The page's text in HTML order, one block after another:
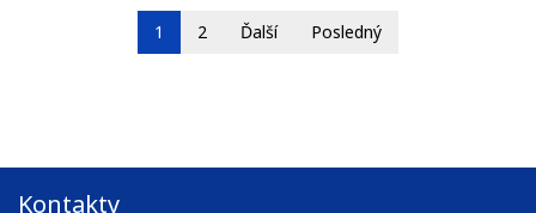
1 2 Ďalší Posledný
Kontakty